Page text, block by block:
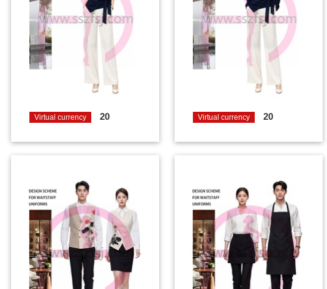
Virtual currency 20 Virtual currency 20